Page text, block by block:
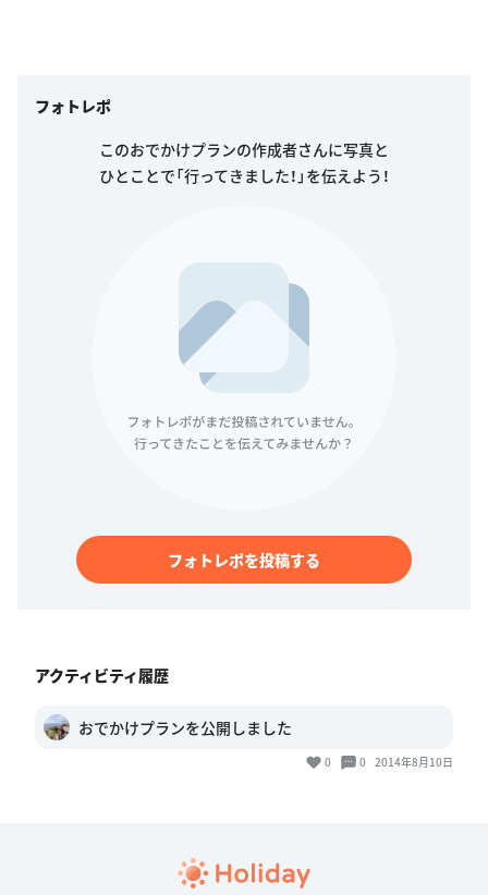
フォトレポ
このおでかけプランの作成者さんに写真と
ひとことで「行ってきました！」を伝えよう！
フォトレポを投稿する
アクティビティ履歴
おでかけプランを公開しました
0 0 2014年8月10日